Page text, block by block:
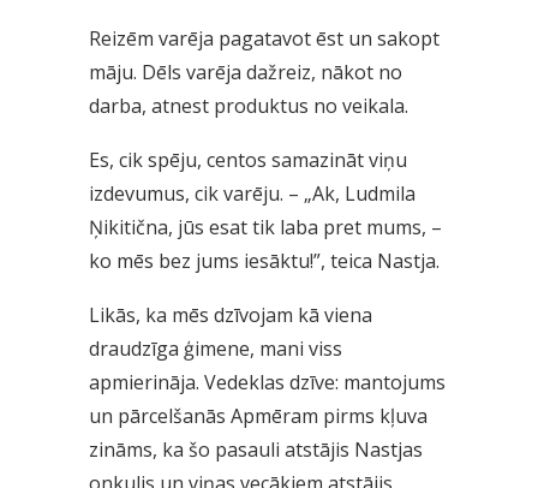
Reizēm varēja pagatavot ēst un sakopt
māju. Dēls varēja dažreiz, nākot no
darba, atnest produktus no veikala.
Es, cik spēju, centos samazināt viņu
izdevumus, cik varēju. – „Ak, Ludmila
Ņikitična, jūs esat tik laba pret mums, –
ko mēs bez jums iesāktu!”, teica Nastja.
Likās, ka mēs dzīvojam kā viena
draudzīga ģimene, mani viss
apmierināja. Vedeklas dzīve: mantojums
un pārcelšanās Apmēram pirms kļuva
zināms, ka šo pasauli atstājis Nastjas